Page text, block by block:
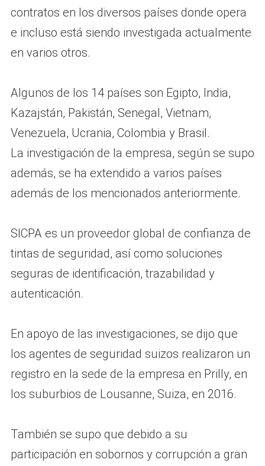
contratos en los diversos países donde opera
e incluso está siendo investigada actualmente
en varios otros.
Algunos de los 14 países son Egipto, India,
Kazajstán, Pakistán, Senegal, Vietnam,
Venezuela, Ucrania, Colombia y Brasil.
La investigación de la empresa, según se supo
además, se ha extendido a varios países
además de los mencionados anteriormente.
SICPA es un proveedor global de confianza de
tintas de seguridad, así como soluciones
seguras de identificación, trazabilidad y
autenticación.
En apoyo de las investigaciones, se dijo que
los agentes de seguridad suizos realizaron un
registro en la sede de la empresa en Prilly, en
los suburbios de Lousanne, Suiza, en 2016.
También se supo que debido a su
participación en sobornos y corrupción a gran